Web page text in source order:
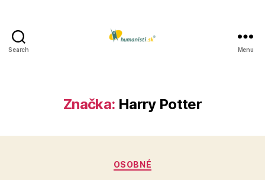
Search Menu
Značka: Harry Potter
Kategórie
OSOBNÉ